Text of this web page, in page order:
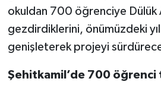
okuldan 700 öğrenciye Dülük
gezdirdiklerini, önümüzdeki yıl
genişleterek projeyi
Şehitkamil’de 700 öğrenci
Türkiye
Video Haber
Yaşam